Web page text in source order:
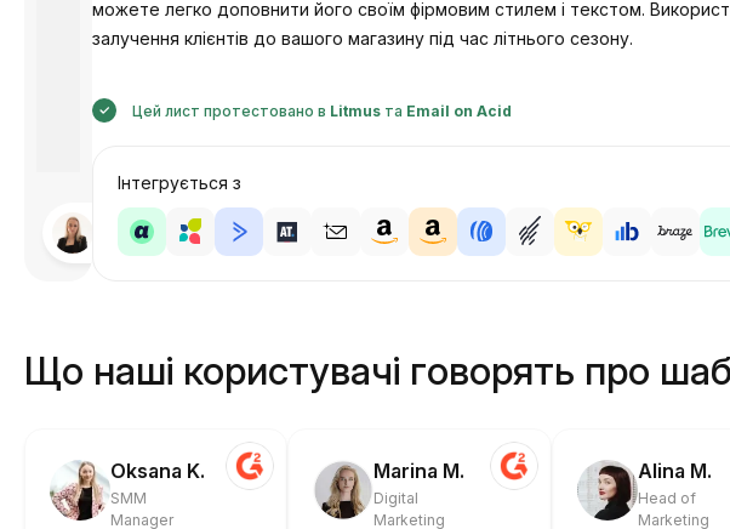
Розроблено
Анастасія
можете легко доповнити його своїм фірмовим стилем і текстом.
залучення клієнтів до вашого магазину під час літнього сезону.
Цей лист протестовано в Litmus та Email on Acid
Інтегрується з
Що наші користувачі говорять про
Oksana K.
SMM
Manager
Marina M.
Digital
Marketing
Alina M.
Head of
Marketing